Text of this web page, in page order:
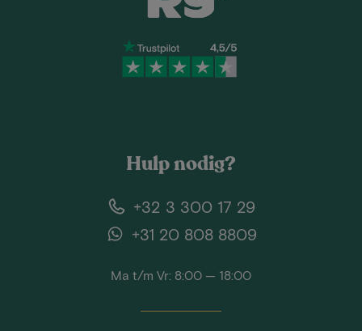
Hulp nodig?
+32 3 300 17 29
+31 20 808 8809
Ma t/m Vr: 8:00 — 18:00